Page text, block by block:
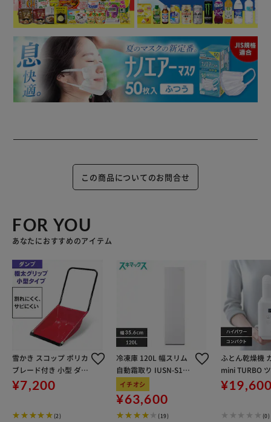
この商品についてのお問合せ
FOR YOU
あなたにおすすめのアイテム
雪かき スコップ ポリカ
ブレード付き 小型 ダン
プ ポリエチレン製 N12
0 レッド
¥7,200
(2)
冷凍庫 120L 幅スリム
自動霜取り IUSN-S12A
-W 【スキマックス】
イチオシ
¥63,600
(19)
ふとん乾燥機
mini TURBO
ズル JSK-
(0)